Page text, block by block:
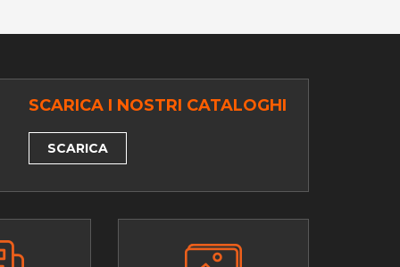
SCARICA I NOSTRI CATALOGHI
SCARICA